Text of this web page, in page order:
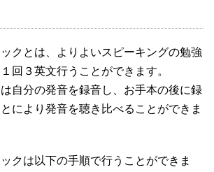
クとは、よりよいスピーキングの勉強
回３英文行うことができます。
自分の発音を録音し、お手本の後に録
により発音を聴き比べることができま
クは以下の手順で行うことができま